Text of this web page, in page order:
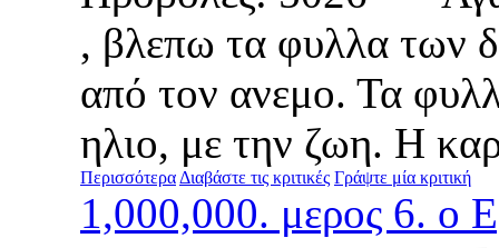
, βλεπω τα φυλλα των
από τον ανεμο. Τα
ηλιο, με την ζωη. Η
Περισσότερα Διαβάστε τις κριτικές Γράψτε μία κριτική
1,000,000. μερος 6. ο